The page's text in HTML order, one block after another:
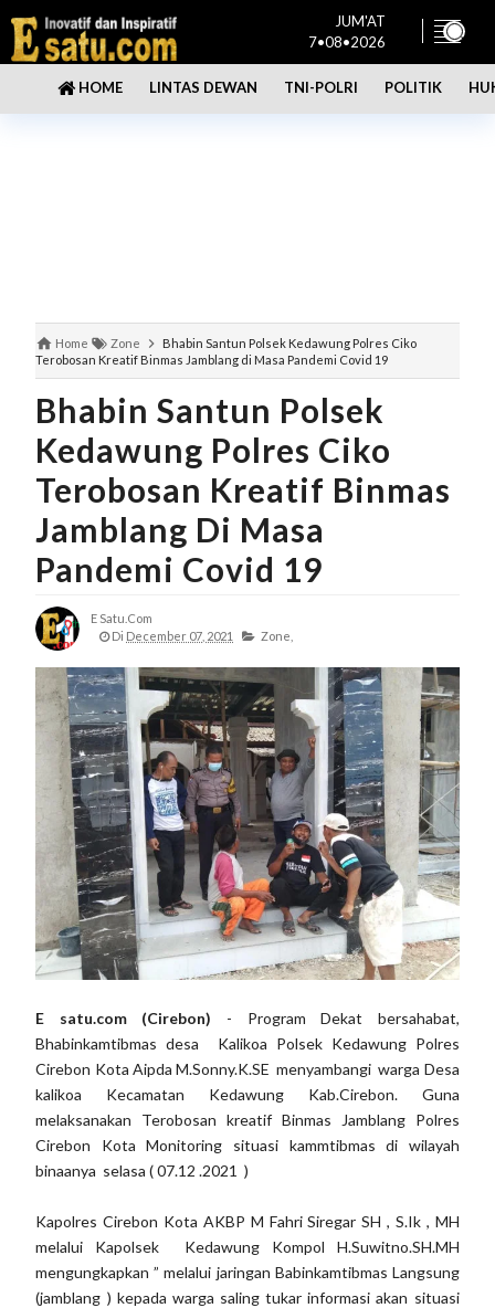
JUM'AT
7•08•2026
HOME LINTAS DEWAN TNI-POLRI POLITIK
Home Zone
Bhabin Santun Polsek Kedawung Polres Ciko
Terobosan Kreatif Binmas Jamblang di Masa Pandemi Covid 19
Bhabin Santun Polsek
Kedawung Polres Ciko
Terobosan Kreatif Binmas
Jamblang Di Masa
Pandemi Covid 19
E Satu.com
Di December 07, 2021 Zone,
E satu.com (Cirebon) - Program Dekat bersahabat,
Bhabinkamtibmas desa Kalikoa Polsek Kedawung Polres
Cirebon Kota Aipda M.Sonny.K.SE menyambangi warga Desa
kalikoa Kecamatan Kedawung Kab.Cirebon. Guna
melaksanakan Terobosan kreatif Binmas Jamblang Polres
Cirebon Kota Monitoring situasi kammtibmas di wilayah
binaanya selasa ( 07.12 .2021 )
Kapolres Cirebon Kota AKBP M Fahri Siregar SH , S.Ik , MH
melalui Kapolsek Kedawung Kompol H.Suwitno.SH.MH
mengungkapkan ” melalui jaringan Babinkamtibmas Langsung
(jamblang ) kepada warga saling tukar informasi akan situasi